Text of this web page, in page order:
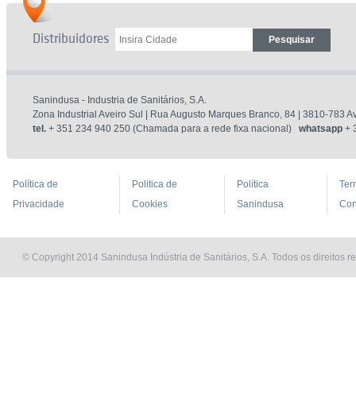
Distribuidores
Sanindusa - Industria de Sanitários, S.A.
Zona Industrial Aveiro Sul | Rua Augusto Marques Branco, 84 | 3810-783
tel. + 351 234 940 250 (Chamada para a rede fixa nacional) whatsapp +
Política de
Privacidade
Politica de
Cookies
Política
Sanindusa
© Copyright 2014 Sanindusa Indústria de Sanitários, S.A. Todos os direitos